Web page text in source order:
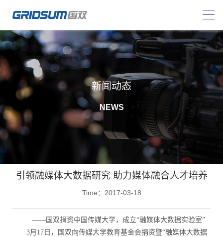
新闻动态
NEWS
引领融媒体大数据研究 助力媒体融合人才培养
Time：2017-03-18
——国双捐资中国传媒大学，成立“融媒体大数据实验室”
3月17日，国双向传媒大学教育基金会捐资暨“融媒体大数据